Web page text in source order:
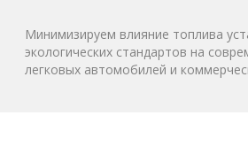
Минимизируем влияние топлива
экологических стандартов на
легковых автомобилей и